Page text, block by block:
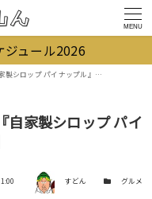
MENU
ジュール2026
パイナップル』【ひらつーグルメ】
自家製シロップ パイ
著者 すどん カテゴリー
グルメ